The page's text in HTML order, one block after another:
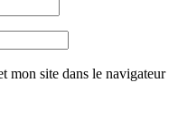
mon site dans le navigateur